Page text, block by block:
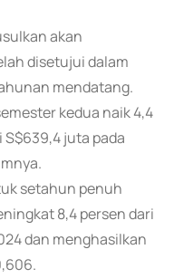
akan
disetujui dalam
mendatang.
kedua naik 4,4
juta pada
setahun penuh
8,4 persen dari
dan menghasilkan